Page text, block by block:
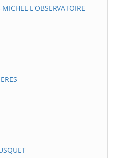
L'OBSERVATOIRE